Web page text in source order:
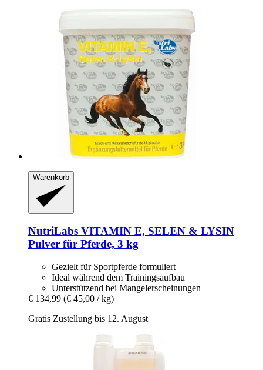
Warenkorb
NutriLabs VITAMIN E, SELEN & LYSIN
Pulver für Pferde, 3 kg
Gezielt für Sportpferde formuliert
Ideal während dem Trainingsaufbau
Unterstützend bei Mangelerscheinungen
€ 134,99 (€ 45,00 / kg)
Gratis Zustellung bis 12. August